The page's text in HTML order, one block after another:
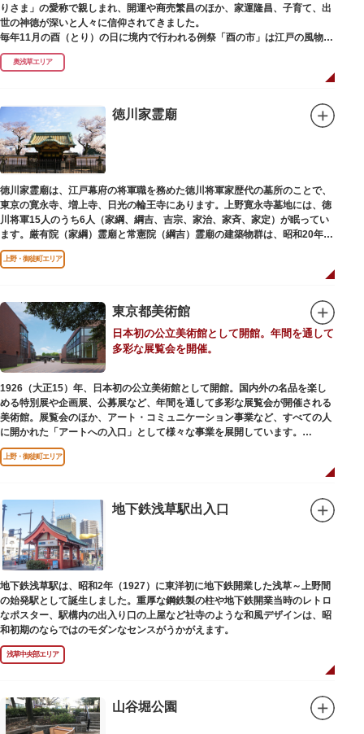
りさま」の愛称で親しまれ、開運や商売繁昌のほか、家運隆昌、子育て、出
世の神徳が深いと人々に信仰されてきました。
毎年11月の酉（とり）の日に境内で行われる例祭「酉の市」は江戸の風物詩
として有名。福をかきこむと言われる熊手をはじめ八ツ頭芋、お多福の面な
ど、色とりどりの縁起物を買い求める人たちで賑わいます。樋口一葉の代表
なでる場所によって異なるご利益を授かるといわれる「なでおかめ」も人
気。ふっくらとした優しい顔立ちのおかめは「お多福」とも言われ、福が多
く幸せを招く女性の象徴という事から長年親しまれる縁起物です。
ご祭神としては天日鷲命（あめのひわしのみこと）と日本武尊（やまとたけ
るのみこと）の他、浅草名所七福神のひとつとしても知られ、寿老人が祀ら
れています。
奥浅草エリア
徳川家霊廟
徳川家霊廟は、江戸幕府の将軍職を務めた徳川将軍家歴代の墓所のことで、
東京の寛永寺、増上寺、日光の輪王寺にあります。上野寛永寺墓地には、徳
川将軍15人のうち6人（家綱、綱吉、吉宗、家治、家斉、家定）が眠ってい
ます。厳有院（家綱）霊廟と常憲院（綱吉）霊廟の建築物群は、昭和20年
（1945）の空襲で大部分を焼失しました。
上野・御徒町エリア
東京都美術館
日本初の公立美術館として開館。年間を通して
多彩な展覧会を開催。
1926（大正15）年、日本初の公立美術館として開館。国内外の名品を楽し
める特別展や企画展、公募展など、年間を通して多彩な展覧会が開催される
美術館。展覧会のほか、アート・コミュニケーション事業など、すべての人
に開かれた「アートへの入口」として様々な事業を展開しています。
レストランやミュージアムショップも充実。開放的なガラス張りのレストラ
ンからは、美術館のプロムナードや四季折々の公園の景色を眺めることがで
能です（観覧料は展覧会によって異なります。展覧会のスケジュールや観覧
料等の詳細は公式サイトをご確認ください）。
専門のスタッフに子供を預け、ゆっくりと展覧会鑑賞を楽しめる託児サービ
ス「パパママデー（事前予約制）」や、個室スペースのある授乳室、ミルク
用のお湯のサービスもあるのでファミリーにもおすすめです。
レンガ色のタイル張りの建物は、日本のモダニズム建築の巨匠・前川國男の
設計。
屋外には彫刻等の立体作品も展示されています。
上野・御徒町エリア
地下鉄浅草駅出入口
地下鉄浅草駅は、昭和2年（1927）に東洋初に地下鉄開業した浅草～上野間
の始発駅として誕生しました。重厚な鋼鉄製の柱や地下鉄開業当時のレトロ
なポスター、駅構内の出入り口の上屋など社寺のような和風デザインは、昭
和初期のならではのモダンなセンスがうかがえます。
浅草中央部エリア
山谷堀公園